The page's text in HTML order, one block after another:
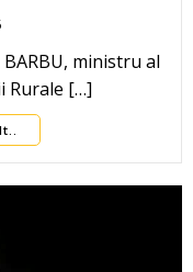
ministru al
Rurale […]